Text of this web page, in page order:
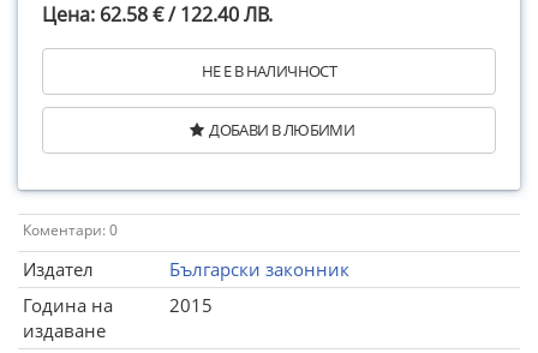
Цена: 62.58 € / 122.40 ЛВ.
НЕ Е В НАЛИЧНОСТ
ДОБАВИ В ЛЮБИМИ
Коментари: 0
Издател
Български законник
Година на
издаване
2015